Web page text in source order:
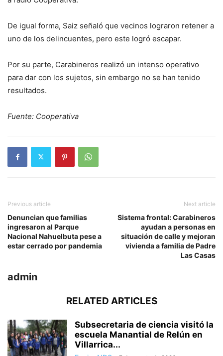
De igual forma, Saiz señaló que vecinos lograron retener a
uno de los delincuentes, pero este logró escapar.
Por su parte, Carabineros realizó un intenso operativo
para dar con los sujetos, sin embargo no se han tenido
resultados.
Fuente: Cooperativa
Previous article
Denuncian que familias
ingresaron al Parque
Nacional Nahuelbuta pese a
estar cerrado por pandemia
Next article
Sistema frontal: Carabineros
ayudan a personas en
situación de calle y mejoran
vivienda a familia de Padre
Las Casas
admin
RELATED ARTICLES
Subsecretaria de ciencia visitó la
escuela Manantial de Relún en
Villarrica...